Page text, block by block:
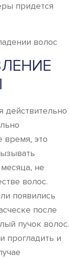
придется
действительно
время, это
не
волос.
появились
после
пучок волос.
прогладить и